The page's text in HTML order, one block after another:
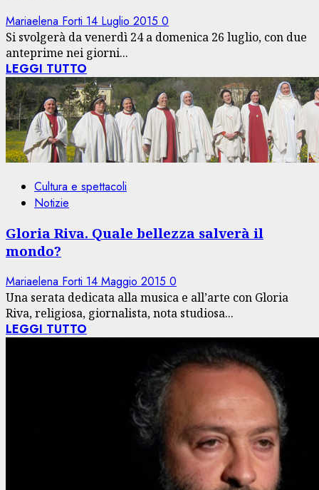
Mariaelena Forti 14 Luglio 2015 0
Si svolgerà da venerdì 24 a domenica 26 luglio, con due
anteprime nei giorni...
LEGGI TUTTO
Cultura e spettacoli
Notizie
Gloria Riva. Quale bellezza salverà il
mondo?
Mariaelena Forti 14 Maggio 2015 0
Una serata dedicata alla musica e all’arte con Gloria
Riva, religiosa, giornalista, nota studiosa...
LEGGI TUTTO